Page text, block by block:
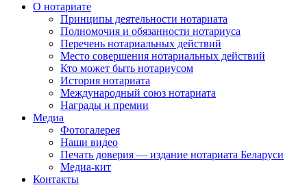
О нотариате
Принципы деятельности нотариата
Полномочия и обязанности нотариуса
Перечень нотариальных действий
Место совершения нотариальных действий
Кто может быть нотариусом
История нотариата
Международный союз нотариата
Награды и премии
Медиа
Фотогалерея
Наши видео
Печать доверия — издание нотариата Беларуси
Медиа-кит
Контакты